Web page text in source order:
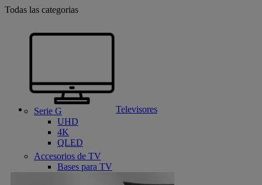
Todas las categorias
Televisores
Serie G
UHD
4K
QLED
Accesorios de TV
Bases para TV